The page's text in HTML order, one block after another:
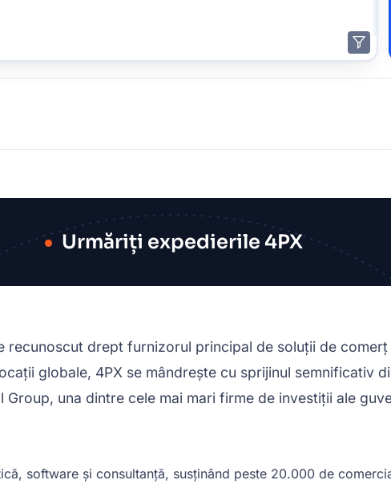
Urmăriți expedierile 4PX
recunoscut drept furnizorul principal de soluții de
globale, 4PX se mândrește cu sprijinul semnificativ
Group, una dintre cele mai mari firme de investiții ale
software și consultanță, susținând peste 20.000 de